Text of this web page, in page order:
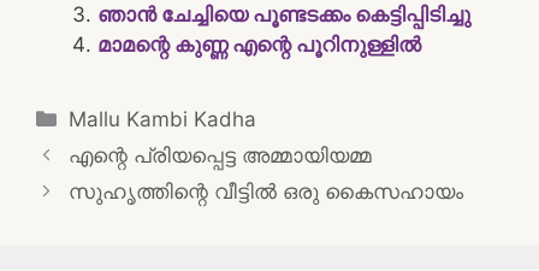
ഞാൻ ചേച്ചിയെ പൂണ്ടടക്കം കെട്ടിപ്പിടിച്ചു
മാമന്റെ കുണ്ണ എന്റെ പൂറിനുള്ളിൽ
Categories
Mallu Kambi Kadha
Post
navigation
എന്റെ പ്രിയപ്പെട്ട അമ്മായിയമ്മ
സുഹൃത്തിന്റെ വീട്ടിൽ ഒരു കൈസഹായം